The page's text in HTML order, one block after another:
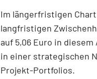
Im längerfristigen
langfristigen
auf 5,06 Euro in
in einer strategischen
Projekt-Portfolios.